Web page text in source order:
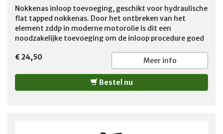
Nokkenas inloop toevoeging, geschikt voor hydraulische
flat tapped nokkenas. Door het ontbreken van het
element zddp in moderne motorolie is dit een
noodzakelijke toevoeging om de inloop procedure goed
van de nokken aanzienlijk.
€ 24,50 Meer info
Bestel nu